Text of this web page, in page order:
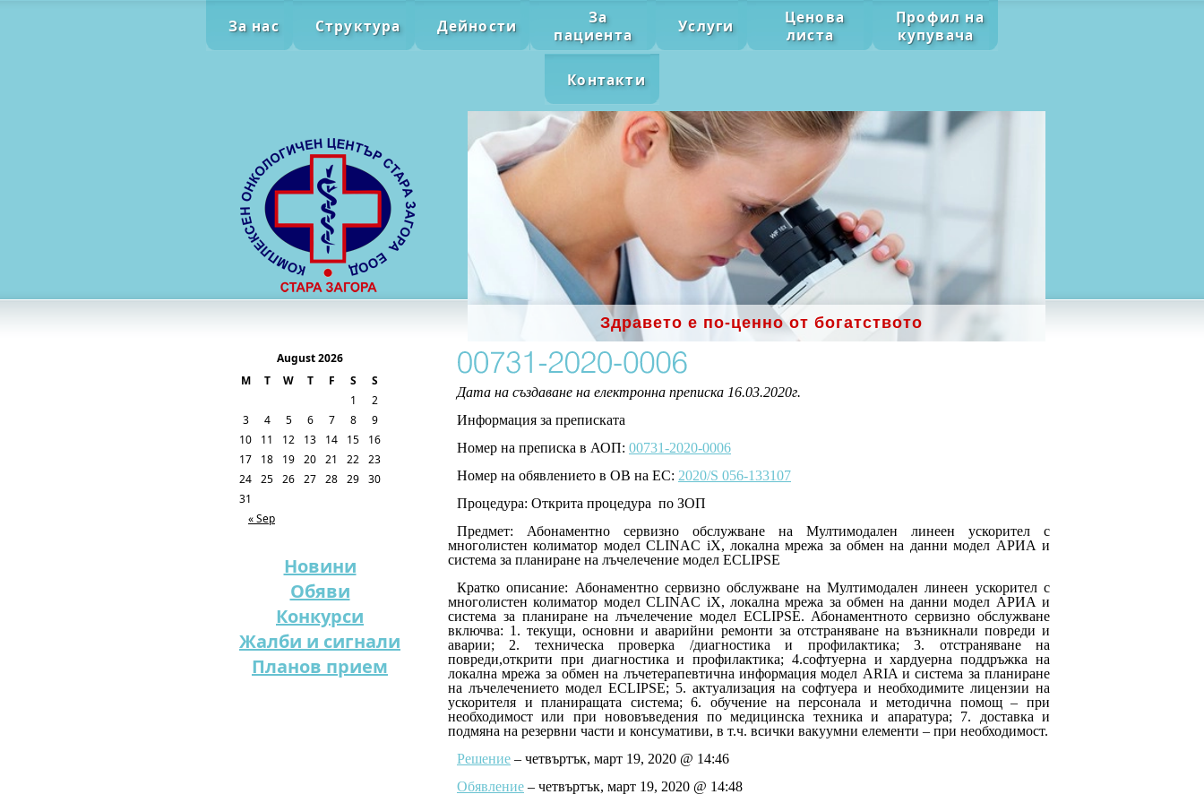
За нас Структура Дейности
За
пациента
Услуги
Ценова
листа
Профил на
купувача
Контакти
Здравето е по-ценно от богатството
August 2026
M
T W T F S S
« Sep
1
2
3
4 5 6 7 8
9
10
11 12 13 14 15
16
17
18 19 20 21 22 23
24 25 26 27 28 29 30
31
Новини
Обяви
Конкурси
Жалби и сигнали
Планов прием
Дата на създаване на електронна преписка 16.03.2020г.
Информация за преписката
Номер на преписка в АОП: 00731-2020-0006
Номер на обявлението в ОВ на ЕС: 2020/S 056-133107
Процедура: Открита процедура по ЗОП
Предмет: Абонаментно сервизно обслужване на Мултимодален линеен ускорител с
многолистен колиматор модел CLINAC iX, локална мрежа за обмен на данни модел АРИА и
система за планиране на лъчелечение модел ECLIPSE
Кратко описание: Абонаментно сервизно обслужване на Мултимодален линеен ускорител с
многолистен колиматор модел CLINAC iX, локална мрежа за обмен на данни модел АРИА и
система за планиране на лъчелечение модел ECLIPSE. Абонаментното сервизно обслужване
включва: 1. текущи, основни и аварийни ремонти за отстраняване на възникнали повреди и
аварии; 2. техническа проверка /диагностика и профилактика; 3. отстраняване на
повреди,открити при диагностика и профилактика; 4.софтуерна и хардуерна поддръжка на
локална мрежа за обмен на лъчетерапевтична информация модел ARIA и система за планиране
на лъчелечението модел ECLIPSE; 5. актуализация на софтуера и необходимите лицензии на
ускорителя и планиращата система; 6. обучение на персонала и методична помощ – при
необходимост или при нововъведения по медицинска техника и апаратура; 7. доставка и
подмяна на резервни части и консумативи, в т.ч. всички вакуумни елементи – при необходимост.
Решение – четвъртък, март 19, 2020 @ 14:46
Обявление – четвъртък, март 19, 2020 @ 14:48